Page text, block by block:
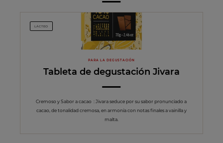
LÁCTEO
PARA LA DEGUSTACIÓN
Tableta de degustación Jivara
Cremoso y Sabor a cacao : Jivara seduce por su sabor pronunciado a
cacao, de tonalidad cremosa, en armonía con notas finales a vainilla y
malta.